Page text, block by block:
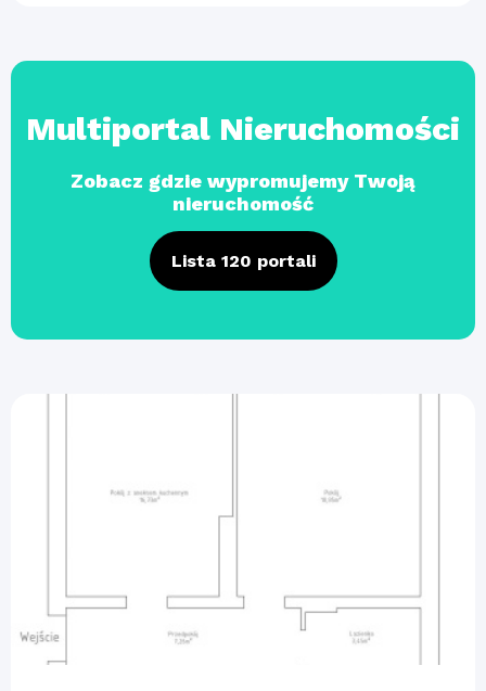
Multiportal Nieruchomości
Zobacz gdzie wypromujemy Twoją
nieruchomość
Lista 120 portali